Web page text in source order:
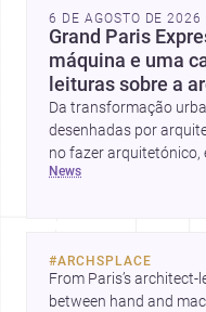
6 DE AGOSTO DE 2026
Grand Paris
máquina e uma
leituras sobre a
Da transformação
desenhadas por
no fazer
como a disciplina
contemporânea.
news
#ARCHSPLACE
From Paris’s
between hand and